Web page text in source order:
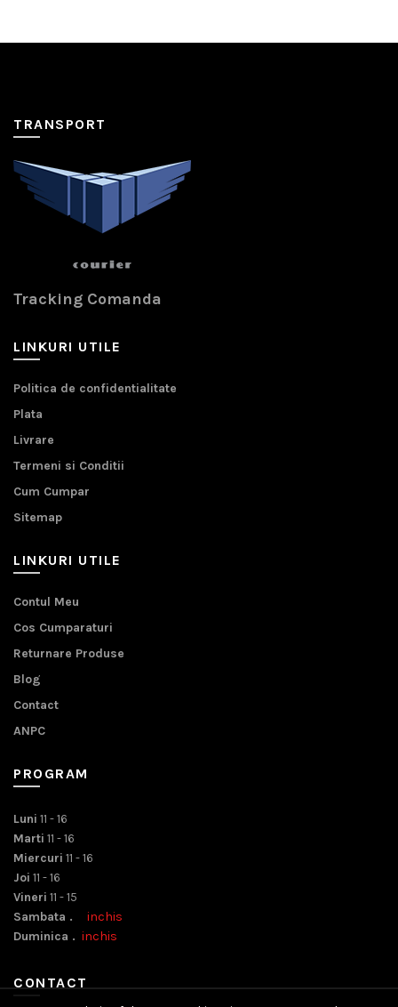
TRANSPORT
Tracking Comanda
LINKURI UTILE
Politica de confidentialitate
Plata
Livrare
Termeni si Conditii
Cum Cumpar
Sitemap
LINKURI UTILE
Contul Meu
Cos Cumparaturi
Returnare Produse
Blog
Contact
ANPC
PROGRAM
Luni 11 - 16
Marti 11 - 16
Miercuri 11 - 16
Joi 11 - 16
Vineri 11 - 15
Sambata . inchis
Duminica . inchis
CONTACT